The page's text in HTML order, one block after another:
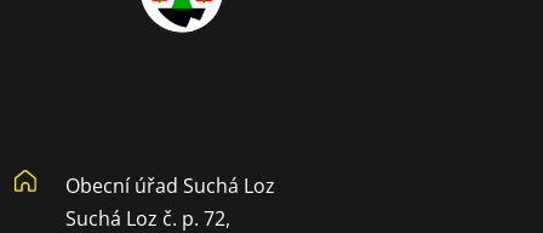
Obecní úřad Suchá Loz
Suchá Loz č. p. 72,